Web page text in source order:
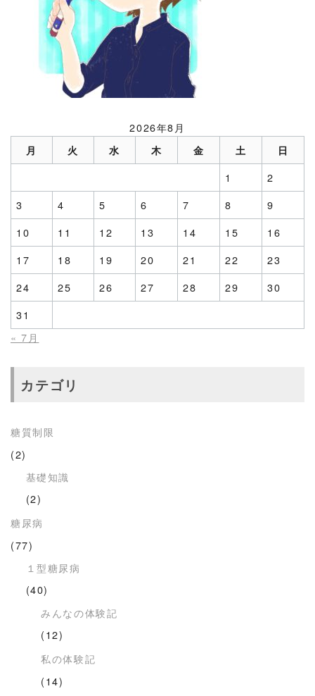
2026年8月
月 火 水 木 金 土 日
1
2
3
4 5 6 7 8
9
10
11 12 13 14 15
16
17
18 19 20 21 22
23
24
25 26 27 28 29
30
31
« 7月
カテゴリ
糖質制限
(2)
基礎知識
(2)
糖尿病
(77)
１型糖尿病
(40)
みんなの体験記
(12)
私の体験記
(14)